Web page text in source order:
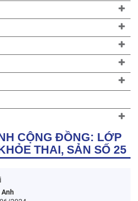
CỘNG ĐỒNG: LỚP
THAI, SẢN SỐ 25